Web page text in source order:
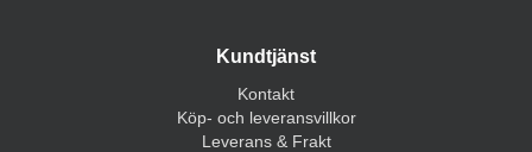
Kundtjänst
Kontakt
Köp- och leveransvillkor
Leverans & Frakt